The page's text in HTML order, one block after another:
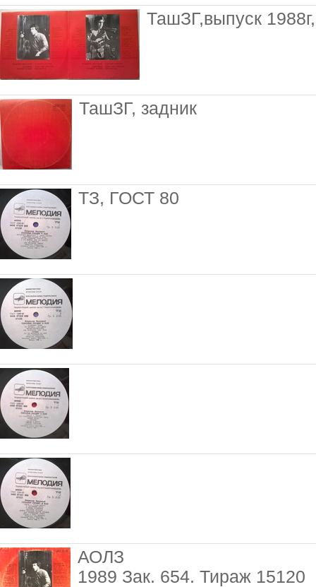
ТашЗГ,выпуск
ТашЗГ, задник
ТЗ, ГОСТ 80
АОЛЗ
1989 Зак. 654. Тираж 15120